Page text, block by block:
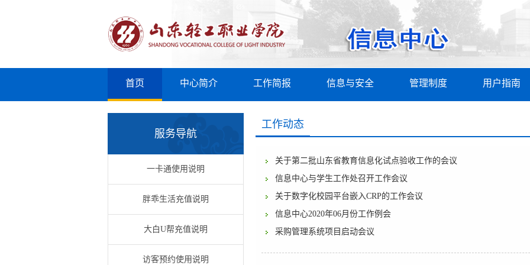
首页 中心简介 工作简报 信息与安全 管理制度 用户指南
服务导航
一卡通使用说明
胖乖生活充值说明
大白U帮充值说明
访客预约使用说明
工作动态
关于第二批山东省教育信息化试点验收工作的会议
信息中心与学生工作处召开工作会议
关于数字化校园平台嵌入CRP的工作会议
信息中心2020年06月份工作例会
采购管理系统项目启动会议